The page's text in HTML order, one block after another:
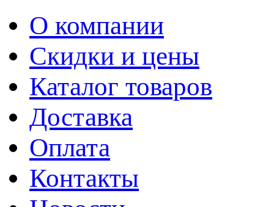
О компании
Скидки и цены
Каталог товаров
Доставка
Оплата
Контакты